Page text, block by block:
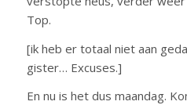
Top.
[ik heb er totaal niet aan
gister… Excuses.]
En nu is het dus maandag.